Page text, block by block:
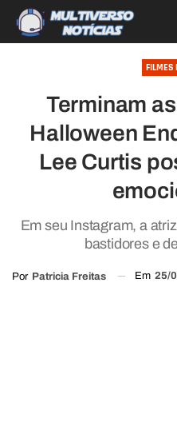
FILMES
Terminam
Halloween
Lee Curtis
Em seu Instagram, a
bastidores e
Por Patricia Freitas Em 25/